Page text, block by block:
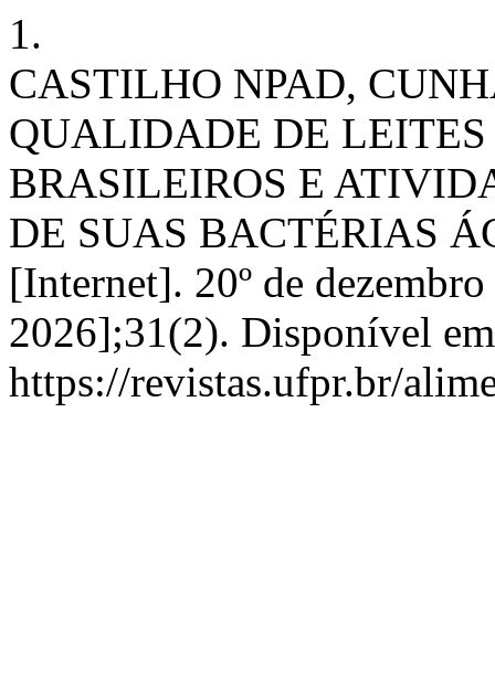
1.
CASTILHO NPAD,
QUALIDADE DE
BRASILEIROS E
DE SUAS BACTÉRIAS
[Internet]. 20º de
2026];31(2). Disponível
https://revistas.ufpr.br/